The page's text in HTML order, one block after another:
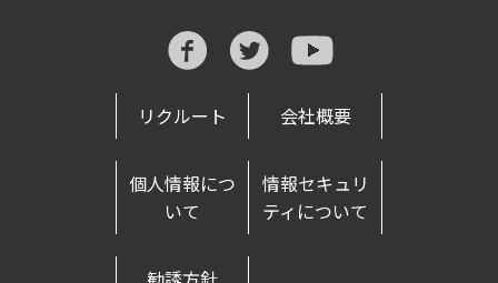
リクルート 会社概要
個人情報につ
いて
情報セキュリ
ティについて